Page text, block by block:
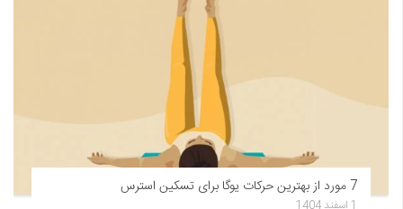
7 مورد از بهترین حرکات یوگا برای تسکین استرس